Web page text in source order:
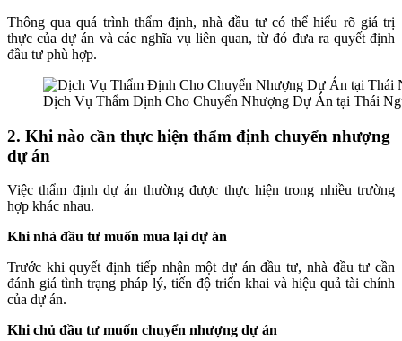
Thông qua quá trình thẩm định, nhà đầu tư có thể hiểu rõ giá trị
thực của dự án và các nghĩa vụ liên quan, từ đó đưa ra quyết định
đầu tư phù hợp.
Dịch Vụ Thẩm Định Cho Chuyển Nhượng Dự Án tại Thái
2. Khi nào cần thực hiện thẩm định chuyển nhượng
dự án
Việc thẩm định dự án thường được thực hiện trong nhiều trường
hợp khác nhau.
Khi nhà đầu tư muốn mua lại dự án
Trước khi quyết định tiếp nhận một dự án đầu tư, nhà đầu tư cần
đánh giá tình trạng pháp lý, tiến độ triển khai và hiệu quả tài chính
của dự án.
Khi chủ đầu tư muốn chuyển nhượng dự án